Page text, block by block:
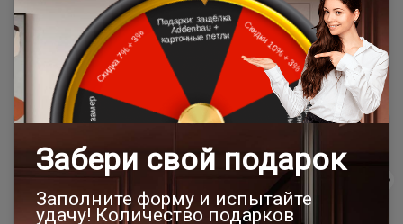
сайта, отдельно рассчитывается менеджером интернет-
магазина.
Подробная информация о доставке
Товар относится к категориям:
Двери Moderno / Модерно 800x2000 900x2200
1000x2100 700x2200 900x1900
800x2100
900x2300 900x2400 Шампань Под заказ